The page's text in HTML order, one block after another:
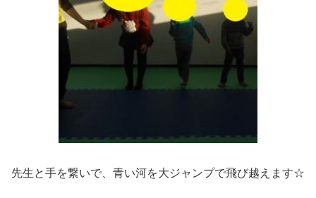
先生と手を繋いで、青い河を大ジャンプで飛び越えます☆